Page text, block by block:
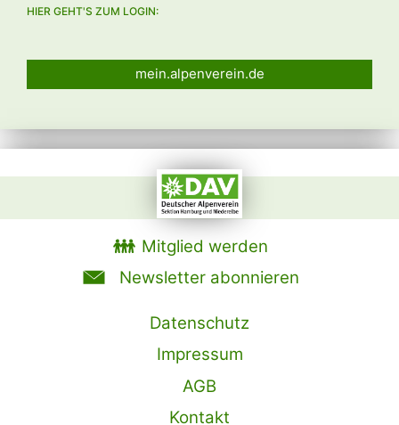
HIER GEHT'S ZUM LOGIN:
mein.alpenverein.de
Mitglied werden
Newsletter abonnieren
Datenschutz
Impressum
AGB
Kontakt